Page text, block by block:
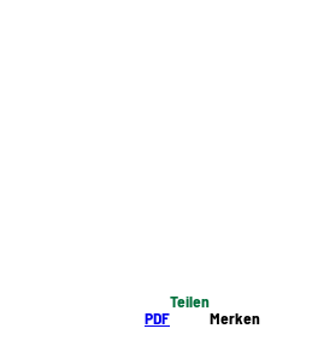
PDF
Teilen
Merken